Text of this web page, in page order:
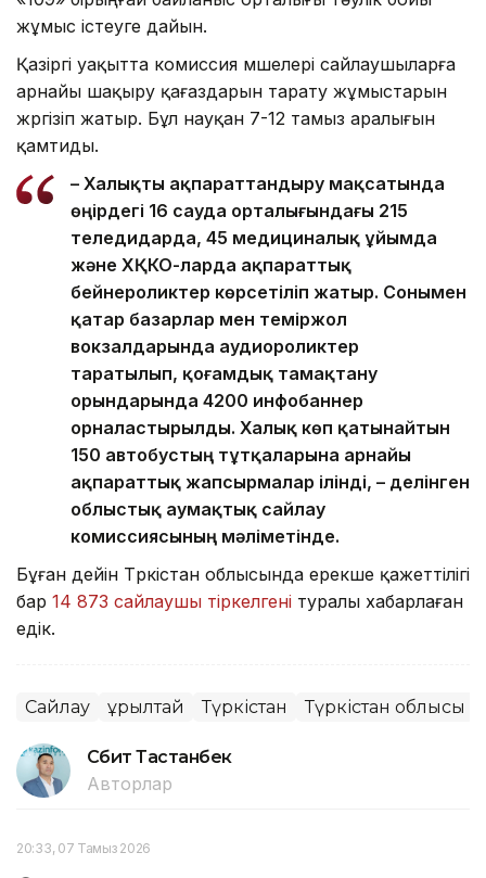
жұмыс істеуге дайын.
Қазіргі уақытта комиссия мүшелері сайлаушыларға
арнайы шақыру қағаздарын тарату жұмыстарын
жүргізіп жатыр. Бұл науқан 7-12 тамыз аралығын
қамтиды.
– Халықты ақпараттандыру мақсатында
өңірдегі 16 сауда орталығындағы 215
теледидарда, 45 медициналық ұйымда
және ХҚКО-ларда ақпараттық
бейнероликтер көрсетіліп жатыр. Сонымен
қатар базарлар мен теміржол
вокзалдарында аудиороликтер
таратылып, қоғамдық тамақтану
орындарында 4200 инфобаннер
орналастырылды. Халық көп қатынайтын
150 автобустың тұтқаларына арнайы
ақпараттық жапсырмалар ілінді, – делінген
облыстық аумақтық сайлау
комиссиясының мәліметінде.
Бұған дейін Түркістан облысында ерекше қажеттілігі
бар 14 873 сайлаушы тіркелгені туралы хабарлаған
едік.
Сайлау Құрылтай Түркістан Түркістан облысы
Сәбит Тастанбек
Авторлар
20:33, 07 Тамыз 2026